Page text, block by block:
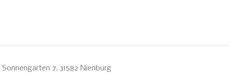
Sonnengarten 7, 31582 Nienburg